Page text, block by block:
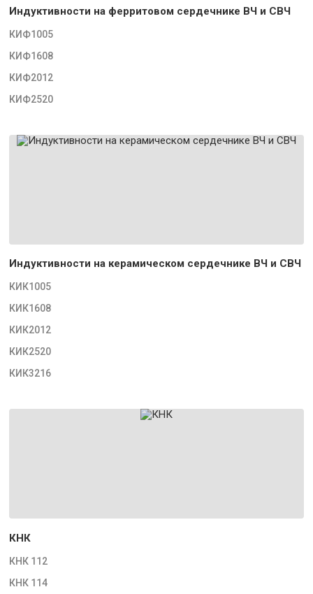
Индуктивности на ферритовом сердечнике ВЧ и СВЧ
КИФ1005
КИФ1608
КИФ2012
КИФ2520
Индуктивности на керамическом сердечнике ВЧ и СВЧ
КИК1005
КИК1608
КИК2012
КИК2520
КИК3216
КНК
КНК 112
КНК 114